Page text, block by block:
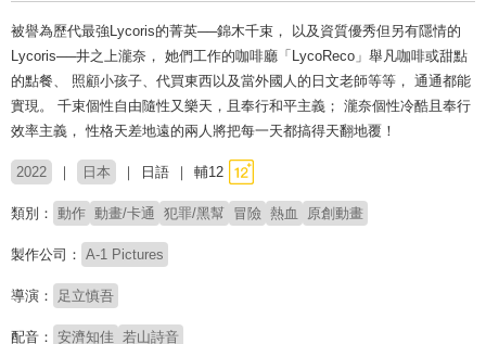
被譽為歷代最強Lycoris的菁英──錦木千束， 以及資質優秀但另有隱情的
Lycoris──井之上瀧奈， 她們工作的咖啡廳「LycoReco」舉凡咖啡或甜點
的點餐、 照顧小孩子、代買東西以及當外國人的日文老師等等， 通通都能
實現。 千束個性自由隨性又樂天，且奉行和平主義； 瀧奈個性冷酷且奉行
效率主義， 性格天差地遠的兩人將把每一天都搞得天翻地覆！
2022 日本 日語 輔12
類別： 動作 動畫/卡通 犯罪/黑幫 冒險 熱血 原創動畫
製作公司： A-1 Pictures
導演： 足立慎吾
配音： 安濟知佳 若山詩音